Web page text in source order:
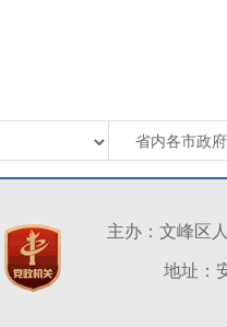
主办：文峰区
地址：